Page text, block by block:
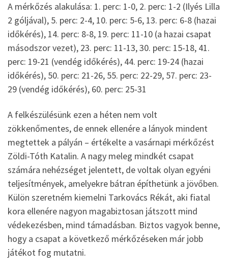
A mérkőzés alakulása: 1. perc: 1-0, 2. perc: 1-2 (Ilyés Lilla
2 góljával), 5. perc: 2-4, 10. perc: 5-6, 13. perc: 6-8 (hazai
időkérés), 14. perc: 8-8, 19. perc: 11-10 (a hazai csapat
másodszor vezet), 23. perc: 11-13, 30. perc: 15-18, 41.
perc: 19-21 (vendég időkérés), 44. perc: 19-24 (hazai
időkérés), 50. perc: 21-26, 55. perc: 22-29, 57. perc: 23-
29 (vendég időkérés), 60. perc: 25-31
A felkészülésünk ezen a héten nem volt
zökkenőmentes, de ennek ellenére a lányok mindent
megtettek a pályán – értékelte a vasárnapi mérkőzést
Zöldi-Tóth Katalin. A nagy meleg mindkét csapat
számára nehézséget jelentett, de voltak olyan egyéni
teljesítmények, amelyekre bátran építhetünk a jövőben.
Külön szeretném kiemelni Tarkovács Rékát, aki fiatal
kora ellenére nagyon magabiztosan játszott mind
védekezésben, mind támadásban. Biztos vagyok benne,
hogy a csapat a következő mérkőzéseken már jobb
játékot fog mutatni.